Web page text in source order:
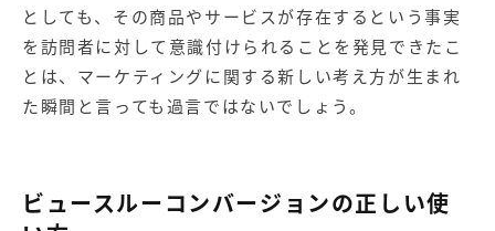
としても、その商品やサービスが存在するという事実
を訪問者に対して意識付けられることを発見できたこ
とは、マーケティングに関する新しい考え方が生まれ
た瞬間と言っても過言ではないでしょう。
ビュースルーコンバージョンの正しい使